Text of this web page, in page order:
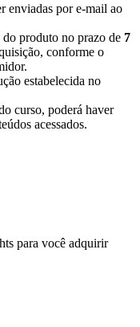
enviadas por e-mail ao
produto no prazo de 7
conforme o
estabelecida no
curso, poderá haver
acessados.
para você adquirir